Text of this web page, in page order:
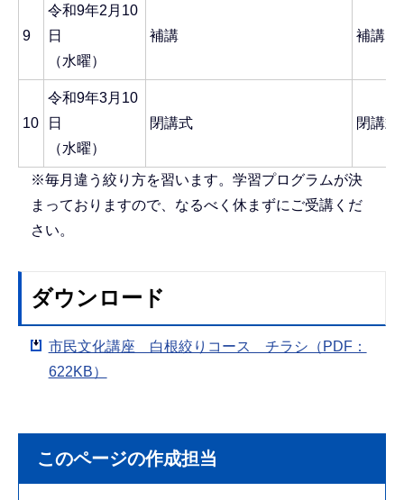
9
令和9年2月10
日
（水曜）
補講 補講
10
令和9年3月10
日
（水曜）
閉講式 閉講式
※毎月違う絞り方を習います。学習プログラムが決
まっておりますので、なるべく休まずにご受講くだ
さい。
ダウンロード
市民文化講座 白根絞りコース チラシ（PDF：
622KB）
このページの作成担当